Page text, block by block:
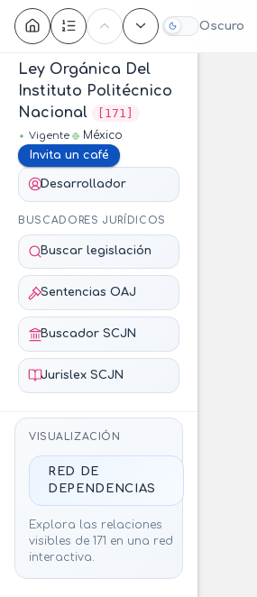
Oscuro
Contenido
Ley Orgánica Del
Instituto Politécnico
Nacional
[171]
Vigente
México
Invita un café
Desarrollador
BUSCADORES JURÍDICOS
Buscar legislación
Sentencias OAJ
Buscador SCJN
Jurislex SCJN
VISUALIZACIÓN
RED DE
DEPENDENCIAS
Explora las relaciones
visibles de 171 en una red
interactiva.